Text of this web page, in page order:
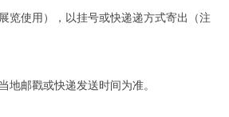
览使用），以挂号或快递递方式寄出（注
地邮戳或快递发送时间为准。